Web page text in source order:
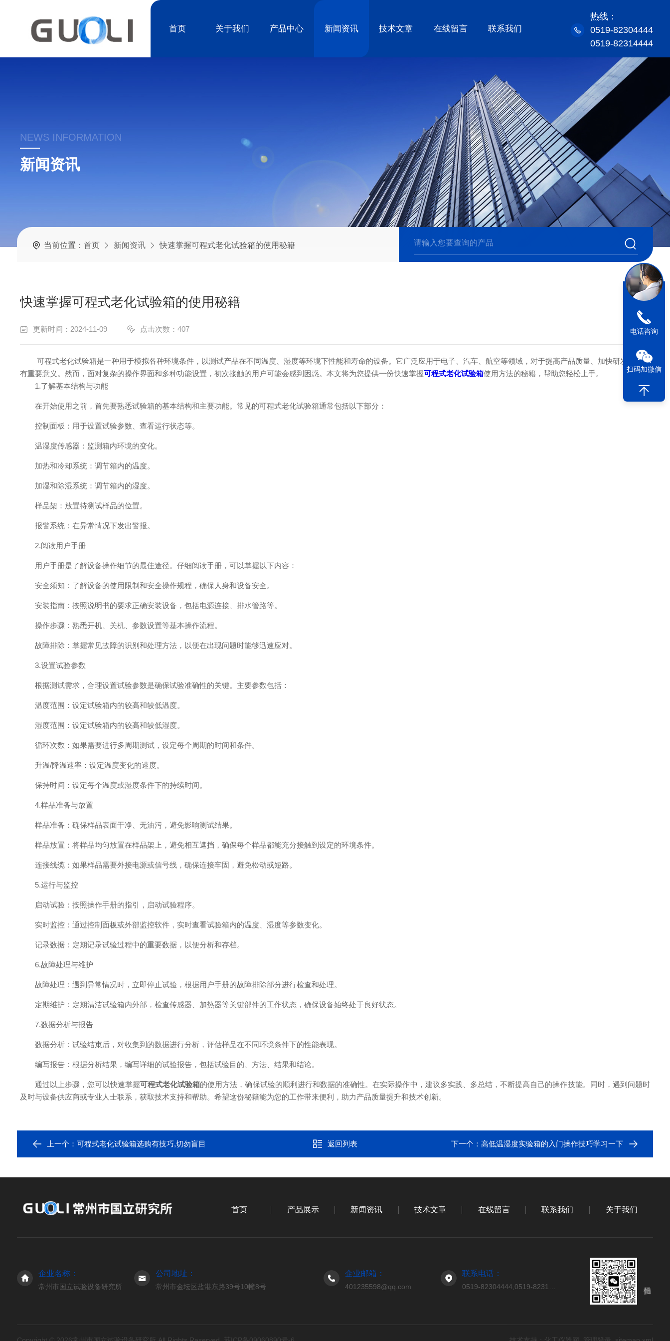
首页 关于我们 产品中心 新闻资讯 技术文章 在线留言 联系我们
热线：
0519-82304444
0519-82314444
NEWS INFORMATION
新闻资讯
当前位置： 首页 新闻资讯 快速掌握可程式老化试验箱的使用秘籍
快速掌握可程式老化试验箱的使用秘籍
更新时间：2024-11-09 点击次数：407
可程式老化试验箱是一种用于模拟各种环境条件，以测试产品在不同温度、湿度等环境下性能和寿命的设备。它广泛应用于电子、汽车、航空等领域，对于提高产品质量、加快研发进度具
有重要意义。然而，面对复杂的操作界面和多种功能设置，初次接触的用户可能会感到困惑。本文将为您提供一份快速掌握可程式老化试验箱使用方法的秘籍，帮助您轻松上手。
1.了解基本结构与功能
在开始使用之前，首先要熟悉试验箱的基本结构和主要功能。常见的可程式老化试验箱通常包括以下部分：
控制面板：用于设置试验参数、查看运行状态等。
温湿度传感器：监测箱内环境的变化。
加热和冷却系统：调节箱内的温度。
加湿和除湿系统：调节箱内的湿度。
样品架：放置待测试样品的位置。
报警系统：在异常情况下发出警报。
2.阅读用户手册
用户手册是了解设备操作细节的最佳途径。仔细阅读手册，可以掌握以下内容：
安全须知：了解设备的使用限制和安全操作规程，确保人身和设备安全。
安装指南：按照说明书的要求正确安装设备，包括电源连接、排水管路等。
操作步骤：熟悉开机、关机、参数设置等基本操作流程。
故障排除：掌握常见故障的识别和处理方法，以便在出现问题时能够迅速应对。
3.设置试验参数
根据测试需求，合理设置试验参数是确保试验准确性的关键。主要参数包括：
温度范围：设定试验箱内的较高和较低温度。
湿度范围：设定试验箱内的较高和较低湿度。
循环次数：如果需要进行多周期测试，设定每个周期的时间和条件。
升温/降温速率：设定温度变化的速度。
保持时间：设定每个温度或湿度条件下的持续时间。
4.样品准备与放置
样品准备：确保样品表面干净、无油污，避免影响测试结果。
样品放置：将样品均匀放置在样品架上，避免相互遮挡，确保每个样品都能充分接触到设定的环境条件。
连接线缆：如果样品需要外接电源或信号线，确保连接牢固，避免松动或短路。
5.运行与监控
启动试验：按照操作手册的指引，启动试验程序。
实时监控：通过控制面板或外部监控软件，实时查看试验箱内的温度、湿度等参数变化。
记录数据：定期记录试验过程中的重要数据，以便分析和存档。
6.故障处理与维护
故障处理：遇到异常情况时，立即停止试验，根据用户手册的故障排除部分进行检查和处理。
定期维护：定期清洁试验箱内外部，检查传感器、加热器等关键部件的工作状态，确保设备始终处于良好状态。
7.数据分析与报告
数据分析：试验结束后，对收集到的数据进行分析，评估样品在不同环境条件下的性能表现。
编写报告：根据分析结果，编写详细的试验报告，包括试验目的、方法、结果和结论。
通过以上步骤，您可以快速掌握可程式老化试验箱的使用方法，确保试验的顺利进行和数据的准确性。在实际操作中，建议多实践、多总结，不断提高自己的操作技能。同时，遇到问题时
及时与设备供应商或专业人士联系，获取技术支持和帮助。希望这份秘籍能为您的工作带来便利，助力产品质量提升和技术创新。
上一个： 可程式老化试验箱选购有技巧,切勿盲目 返回列表 下一个：高低温湿度实验箱的入门操作技巧学习一下
首页 产品展示 新闻资讯 技术文章 在线留言 联系我们 关于我们
企业名称：
常州市国立试验设备研究所
公司地址：
常州市金坛区盐港东路39号10幢8号
企业邮箱：
401235598@qq.com
联系电话：
电话咨询
扫码加微信